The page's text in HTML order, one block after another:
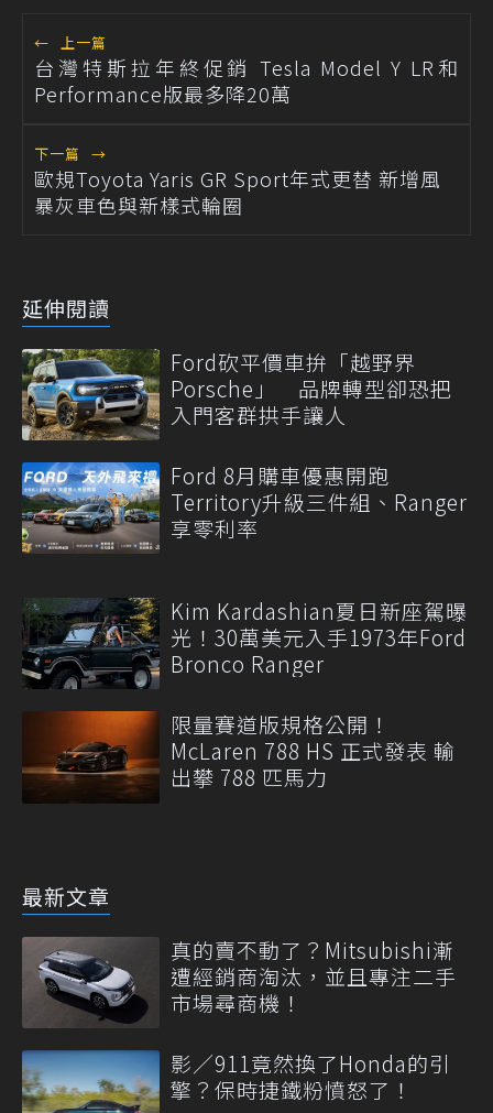
← 上一篇
台灣特斯拉年終促銷 Tesla Model Y LR和
Performance版最多降20萬
下一篇 →
歐規Toyota Yaris GR Sport年式更替 新增風
暴灰車色與新樣式輪圈
延伸閱讀
Ford砍平價車拚「越野界
Porsche」 品牌轉型卻恐把
入門客群拱手讓人
Ford 8月購車優惠開跑
Territory升級三件組、Ranger
享零利率
Kim Kardashian夏日新座駕曝
光！30萬美元入手1973年Ford
Bronco Ranger
限量賽道版規格公開！
McLaren 788 HS 正式發表 輸
出攀 788 匹馬力
最新文章
真的賣不動了？Mitsubishi漸
遭經銷商淘汰，並且專注二手
市場尋商機！
影／911竟然換了Honda的引
擎？保時捷鐵粉憤怒了！